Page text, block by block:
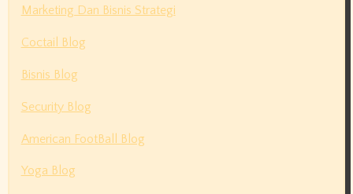
Marketing Dan Bisnis Strategi
Coctail Blog
Bisnis Blog
Security Blog
American FootBall Blog
Yoga Blog